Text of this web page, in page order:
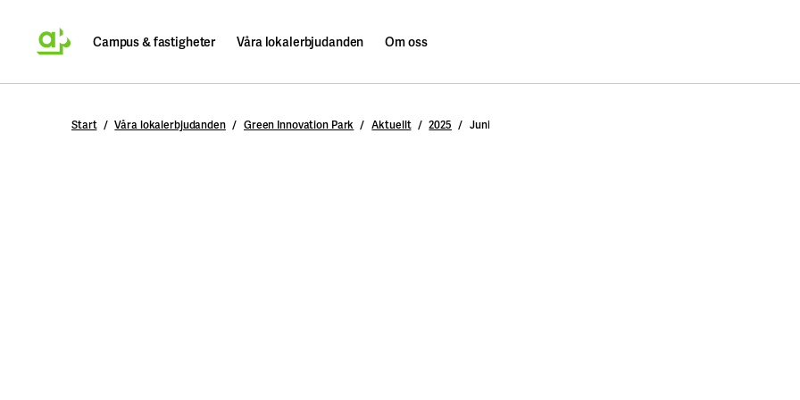
Campus & fastigheter Våra lokalerbjudanden Om oss
Sök
Start Våra lokalerbjudanden Green Innovation Park Aktuellt 2025 Juni